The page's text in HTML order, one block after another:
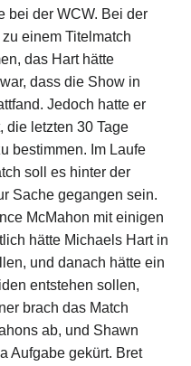
bei der WCW. Bei der
einem Titelmatch
das Hart hätte
dass die Show in
Jedoch hatte er
die letzten 30 Tage
bestimmen. Im Laufe
soll es hinter der
Sache gegangen sein.
McMahon mit einigen
hätte Michaels Hart in
und danach hätte ein
entstehen sollen,
brach das Match
ab, und Shawn
Aufgabe gekürt. Bret